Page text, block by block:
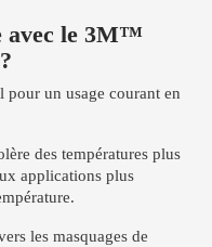
avec le 3M™
un usage courant en
des températures plus
applications plus
les masquages de